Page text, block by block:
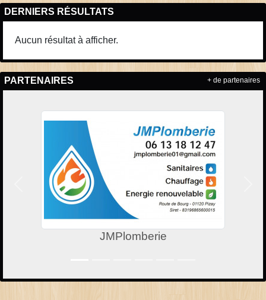
DERNIERS RÉSULTATS
Aucun résultat à afficher.
PARTENAIRES
JMPlomberie
Précedent
+ de partenaires